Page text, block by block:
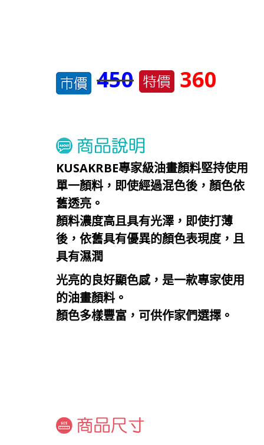
450 360
KUSAKRBE專家級油畫顏料堅持使用
單一顏料，即使經過混色後，顏色依
舊透亮。
顏料濃度高且具有光澤，即使打薄
後，依舊具有優異的顏色表現度，且
具有濕潤
光亮的良好顯色感，是一款專家使用
的油畫顏料。
顏色多樣豐富，可供作家們選擇。